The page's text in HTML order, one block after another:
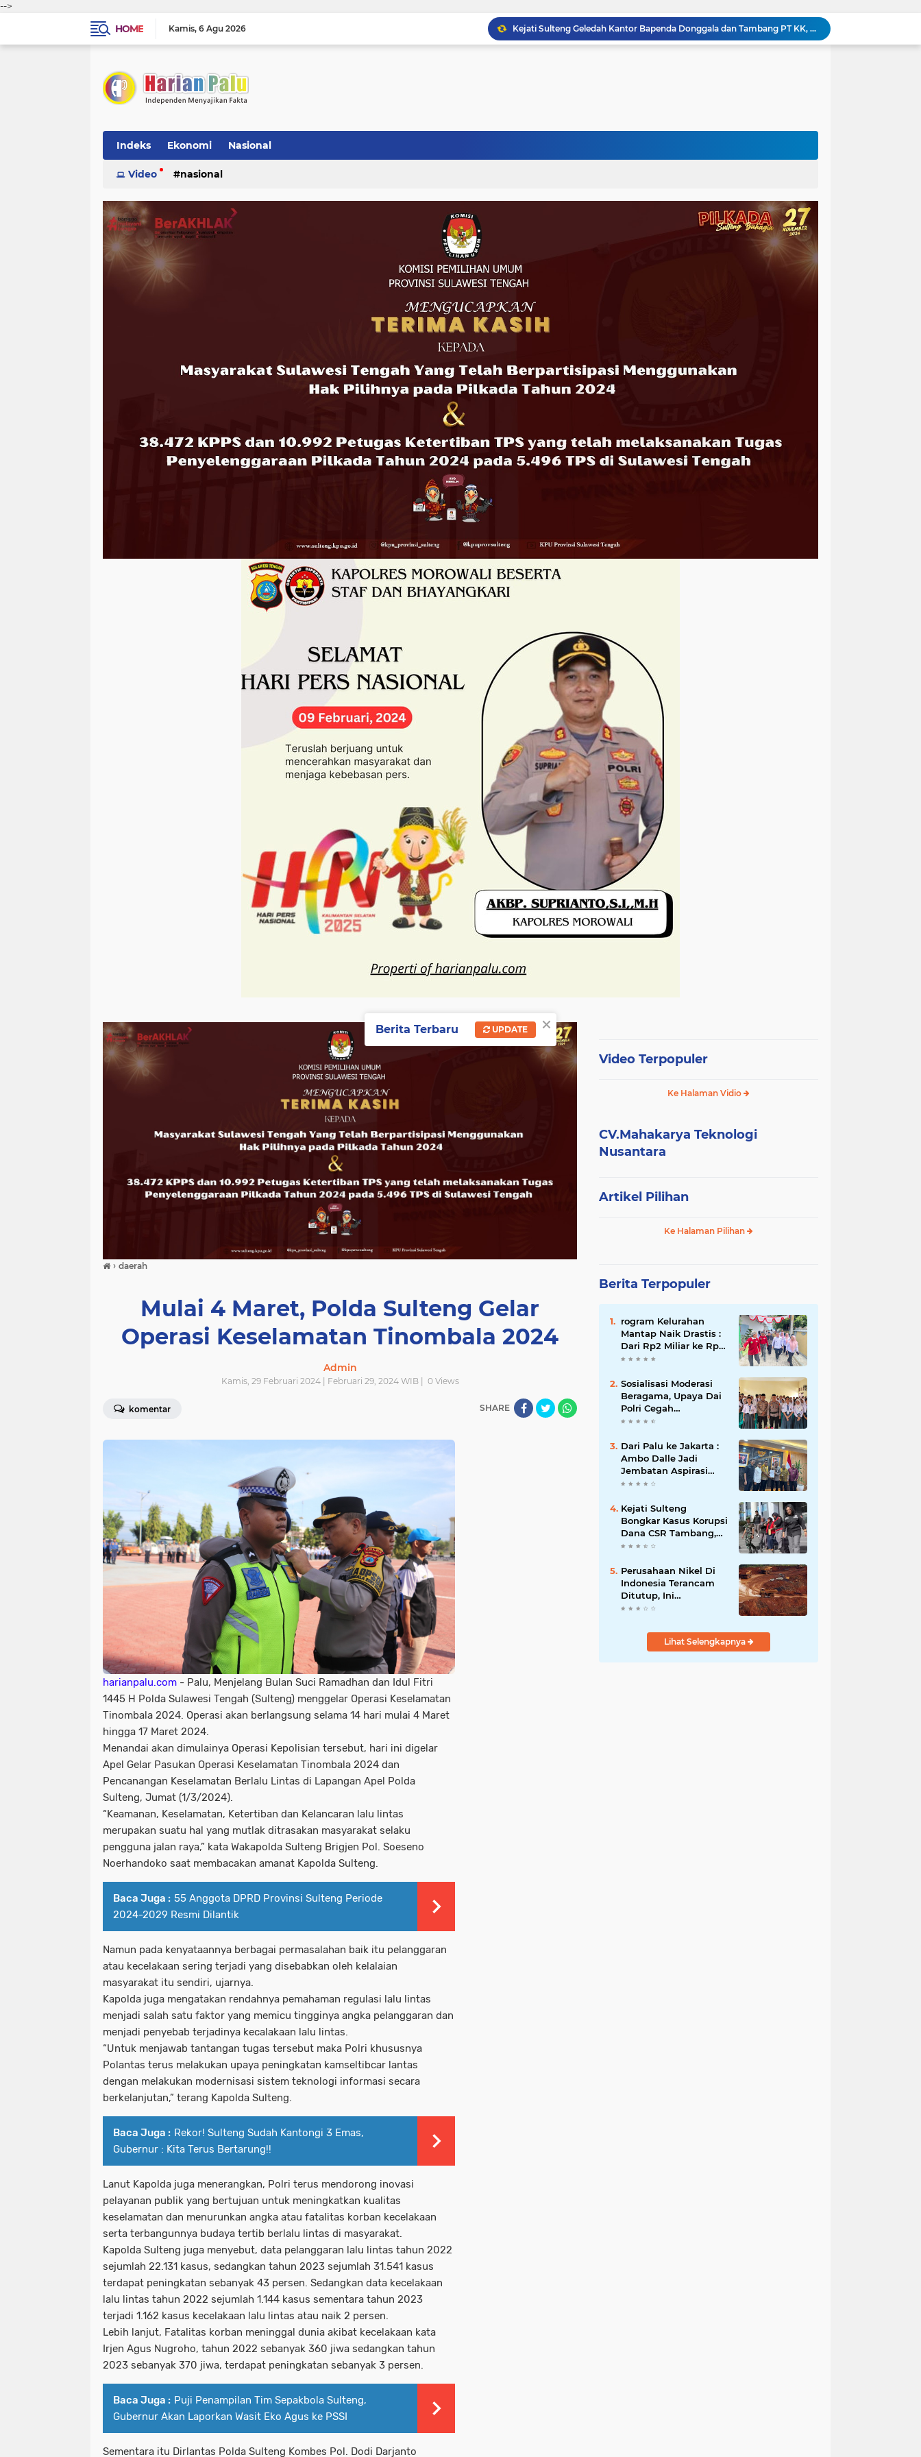
-->
HOME
Kamis 6 Agu 2026
Kejati Sulteng Geledah Kantor Bapenda Donggala dan Tambang PT KK, 32 Alat Berat Disita!
Kejati Sulteng Bongkar Kasus Korupsi Dana CSR Tambang, Sekdes Tamainusi Ikut Terseret
Musprov VIII Berlangsung Ketat, Gufran Ajak Semua Pihak Bersatu
Indeks Ekonomi Nasional
Video nasional
› daerah
Mulai 4 Maret, Polda Sulteng Gelar
Operasi Keselamatan Tinombala 2024
Admin
Kamis, 29 Februari 2024 | Februari 29, 2024 WIB | 0Views
komentar SHARE
harianpalu.com - Palu, Menjelang Bulan Suci Ramadhan dan Idul Fitri
1445 H Polda Sulawesi Tengah (Sulteng) menggelar Operasi Keselamatan
Tinombala 2024. Operasi akan berlangsung selama 14 hari mulai 4 Maret
hingga 17 Maret 2024.
Menandai akan dimulainya Operasi Kepolisian tersebut, hari ini digelar
Apel Gelar Pasukan Operasi Keselamatan Tinombala 2024 dan
Pencanangan Keselamatan Berlalu Lintas di Lapangan Apel Polda
Sulteng, Jumat (1/3/2024).
“Keamanan, Keselamatan, Ketertiban dan Kelancaran lalu lintas
merupakan suatu hal yang mutlak ditrasakan masyarakat selaku
pengguna jalan raya,” kata Wakapolda Sulteng Brigjen Pol. Soeseno
Noerhandoko saat membacakan amanat Kapolda Sulteng.
Baca Juga : 55 Anggota DPRD Provinsi Sulteng Periode
2024-2029 Resmi Dilantik
Namun pada kenyataannya berbagai permasalahan baik itu pelanggaran
atau kecelakaan sering terjadi yang disebabkan oleh kelalaian
masyarakat itu sendiri, ujarnya.
Kapolda juga mengatakan rendahnya pemahaman regulasi lalu lintas
menjadi salah satu faktor yang memicu tingginya angka pelanggaran dan
menjadi penyebab terjadinya kecalakaan lalu lintas.
“Untuk menjawab tantangan tugas tersebut maka Polri khususnya
Polantas terus melakukan upaya peningkatan kamseltibcar lantas
dengan melakukan modernisasi sistem teknologi informasi secara
berkelanjutan,” terang Kapolda Sulteng.
Baca Juga : Rekor! Sulteng Sudah Kantongi 3 Emas,
Gubernur : Kita Terus Bertarung!!
Lanut Kapolda juga menerangkan, Polri terus mendorong inovasi
pelayanan publik yang bertujuan untuk meningkatkan kualitas
keselamatan dan menurunkan angka atau fatalitas korban kecelakaan
serta terbangunnya budaya tertib berlalu lintas di masyarakat.
Kapolda Sulteng juga menyebut, data pelanggaran lalu lintas tahun 2022
sejumlah 22.131 kasus, sedangkan tahun 2023 sejumlah 31.541 kasus
terdapat peningkatan sebanyak 43 persen. Sedangkan data kecelakaan
lalu lintas tahun 2022 sejumlah 1.144 kasus sementara tahun 2023
terjadi 1.162 kasus kecelakaan lalu lintas atau naik 2 persen.
Lebih lanjut, Fatalitas korban meninggal dunia akibat kecelakaan kata
Irjen Agus Nugroho, tahun 2022 sebanyak 360 jiwa sedangkan tahun
2023 sebanyak 370 jiwa, terdapat peningkatan sebanyak 3 persen.
Baca Juga : Puji Penampilan Tim Sepakbola Sulteng,
Gubernur Akan Laporkan Wasit Eko Agus ke PSSI
Sementara itu Dirlantas Polda Sulteng Kombes Pol. Dodi Darjanto
Video Terpopuler
Ke Halaman Vidio
CV.Mahakarya Teknologi
Nusantara
Artikel Pilihan
Ke Halaman Pilihan
Berita Terpopuler
rogram Kelurahan
Mantap Naik Drastis :
Dari Rp2 Miliar ke Rp5
Miliar, Tiap Kelurahan
Juta
Sosialisasi Moderasi
Beragama, Upaya Dai
Polri Cegah
Radikalisme di
Dari Palu ke Jakarta :
Ambo Dalle Jadi
Jembatan Aspirasi
Mahasiswa untuk Presiden
Kejati Sulteng
Bongkar Kasus Korupsi
Dana CSR Tambang,
Sekdes Tamainusi Ikut
Perusahaan Nikel Di
Indonesia Terancam
Ditutup, Ini
Pernyataan Luhut
Lihat Selengkapnya
×
Berita Terbaru UPDATE